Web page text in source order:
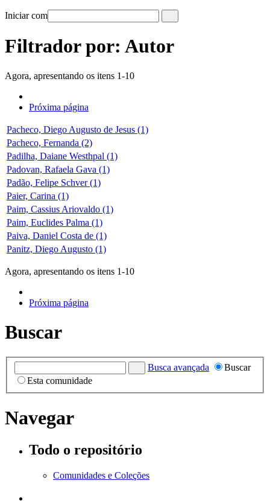
Iniciar com
Filtrador por: Autor
Agora, apresentando os itens 1-10
Próxima página
Pacheco, Diego Augusto de Jesus (1)
Pacheco, Fernanda (2)
Padilha, Daiane Westhpal (1)
Padovan, Rafaela Gava (1)
Padão, Felipe Schver (1)
Paier, Carina (1)
Paim, Cassius Ariovaldo (1)
Paim, Euclides Palma (1)
Paiva, Daniel Costa de (1)
Panitz, Diego Augusto (1)
Agora, apresentando os itens 1-10
Próxima página
Buscar
Busca avançada
Buscar
Esta comunidade
Navegar
Todo o repositório
Comunidades e Coleções